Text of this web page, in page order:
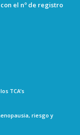
el nº de registro
TCA’s
riesgo y